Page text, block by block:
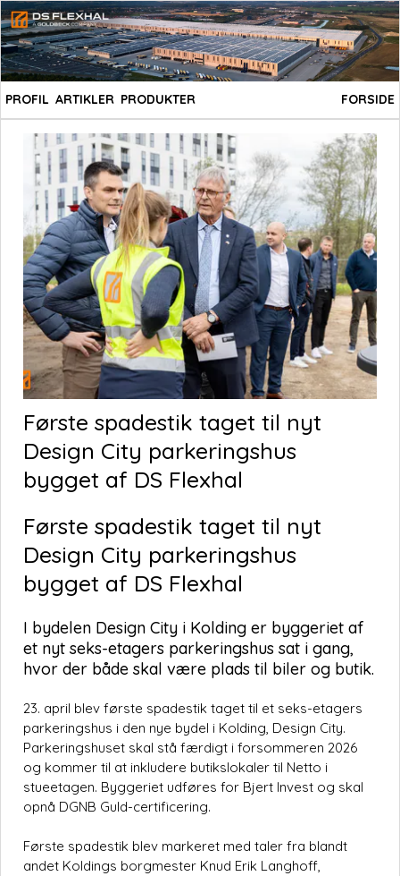
PROFIL ARTIKLER PRODUKTER FORSIDE
Første spadestik taget til nyt
Design City parkeringshus
bygget af DS Flexhal
Første spadestik taget til nyt
Design City parkeringshus
bygget af DS Flexhal
I bydelen Design City i Kolding er byggeriet af
et nyt seks-etagers parkeringshus sat i gang,
hvor der både skal være plads til biler og butik.
23. april blev første spadestik taget til et seks-etagers
parkeringshus i den nye bydel i Kolding, Design City.
Parkeringshuset skal stå færdigt i forsommeren 2026
og kommer til at inkludere butikslokaler til Netto i
stueetagen. Byggeriet udføres for Bjert Invest og skal
opnå DGNB Guld-certificering.
Første spadestik blev markeret med taler fra blandt
andet Koldings borgmester Knud Erik Langhoff,